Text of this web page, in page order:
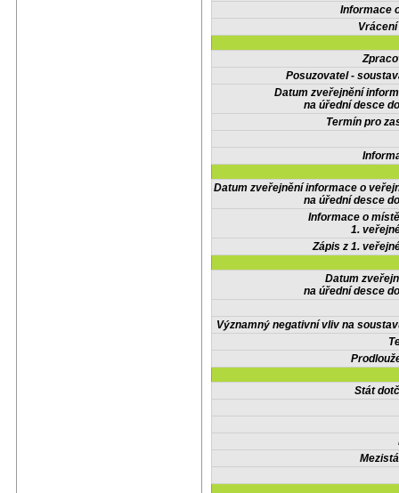
Informace
Posuzovatel -
Datum zveřejnění
na úřední desce
Termín pro
Datum zveřejnění informace o
na úřední desce
Informace o
1.
Zápis z 1.
Datum
na úřední desce
Významný negativní vliv na
Stát